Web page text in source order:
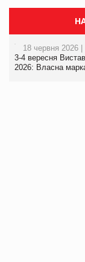
18 червня 2026 |
3-4 вересня
2026: Власна